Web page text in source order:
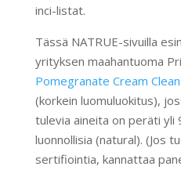
inci-listat.
Tässä NATRUE-sivuilla
yrityksen maahantuoma
Pomegranate Cream
(korkein luomuluokitus),
tulevia aineita on peräti yli
luonnollisia (natural). (Jos
sertifiointia, kannattaa